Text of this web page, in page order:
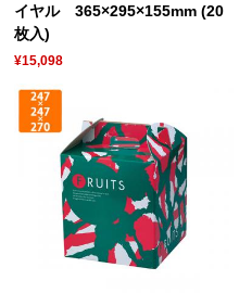
イヤル 365×295×155mm (20
枚入)
¥15,098